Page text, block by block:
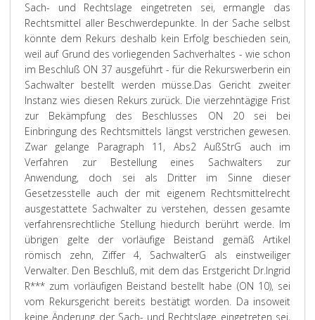
Sach- und Rechtslage eingetreten sei, ermangle das
Rechtsmittel aller Beschwerdepunkte. In der Sache selbst
könnte dem Rekurs deshalb kein Erfolg beschieden sein,
weil auf Grund des vorliegenden Sachverhaltes - wie schon
im Beschluß ON 37 ausgeführt - für die Rekurswerberin ein
Sachwalter bestellt werden müsse.Das Gericht zweiter
Instanz wies diesen Rekurs zurück. Die vierzehntägige Frist
zur Bekämpfung des Beschlusses ON 20 sei bei
Einbringung des Rechtsmittels längst verstrichen gewesen.
Zwar gelange Paragraph 11, Abs2 AußStrG auch im
Verfahren zur Bestellung eines Sachwalters zur
Anwendung, doch sei als Dritter im Sinne dieser
Gesetzesstelle auch der mit eigenem Rechtsmittelrecht
ausgestattete Sachwalter zu verstehen, dessen gesamte
verfahrensrechtliche Stellung hiedurch berührt werde. Im
übrigen gelte der vorläufige Beistand gemäß Artikel
römisch zehn, Ziffer 4, SachwalterG als einstweiliger
Verwalter. Den Beschluß, mit dem das Erstgericht Dr.Ingrid
R*** zum vorläufigen Beistand bestellt habe (ON 10), sei
vom Rekursgericht bereits bestätigt worden. Da insoweit
keine Änderung der Sach- und Rechtslage eingetreten sei,